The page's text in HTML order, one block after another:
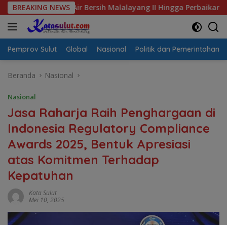
Langsung
ke
konten
BREAKING NEWS
Air Bersih Malalayang II Hingga Perbaikan Infrastruktur
Pemprov Sulut Global Nasional Politik dan Pemerintahan
Beranda Nasional
Nasional
Jasa Raharja Raih Penghargaan di
Indonesia Regulatory Compliance
Awards 2025, Bentuk Apresiasi
atas Komitmen Terhadap
Kepatuhan
Kata Sulut
Mei 10, 2025